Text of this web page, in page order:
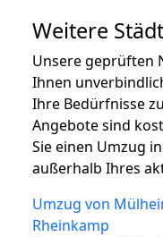
Weitere
Unsere geprüften
Ihnen
Ihre Bedürfnisse
Angebote sind
Sie einen Umzug
außerhalb Ihres
Umzug von
Rheinkamp